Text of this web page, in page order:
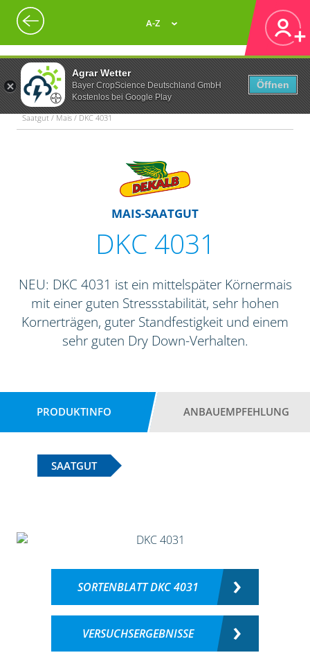
Agrar Wetter
Bayer CropScience Deutschland GmbH
Kostenlos bei Google Play
Öffnen
A-Z
Saatgut / Mais / DKC 4031
MAIS-SAATGUT
DKC 4031
NEU: DKC 4031 ist ein mittelspäter Körnermais
mit einer guten Stressstabilität, sehr hohen
Kornerträgen, guter Standfestigkeit und einem
sehr guten Dry Down-Verhalten.
PRODUKTINFO ANBAUEMPFEHLUNG
SAATGUT
SORTENBLATT DKC 4031
VERSUCHSERGEBNISSE